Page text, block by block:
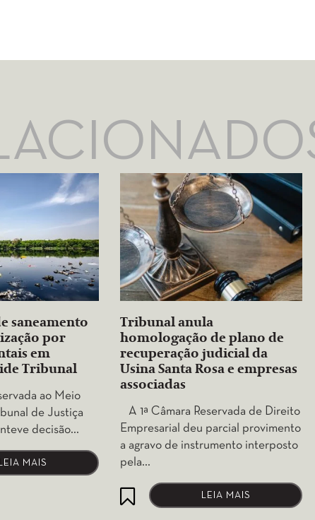
saneamento
por
em
Tribunal
ao Meio
de Justiça
decisão…
LEIA MAIS
Tribunal anula
homologação de plano de
recuperação judicial da
Usina Santa Rosa e empresas
associadas
A 1ª Câmara Reservada de Direito
Empresarial deu parcial provimento
a agravo de instrumento interposto
pela…
LEIA MAIS